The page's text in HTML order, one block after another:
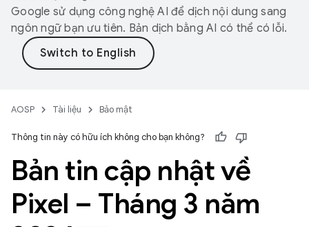
Google sử dụng công nghệ AI để dịch nội dung sang
ngôn ngữ bạn ưu tiên. Bản dịch bằng AI có thể có lỗi.
AOSP Tài liệu Bảo mật
Thông tin này có hữu ích không cho bạn không?
Bản tin cập nhật về
Pixel – Tháng 3 năm